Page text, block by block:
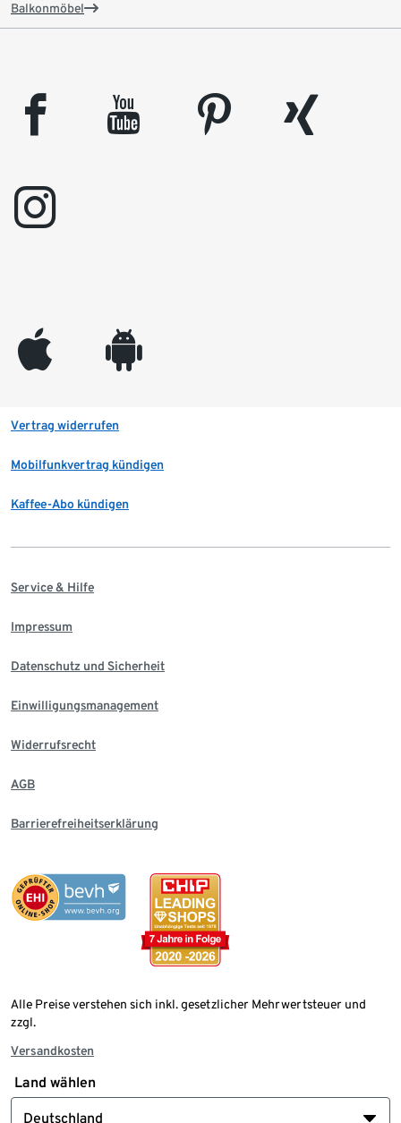
Balkonmöbel
facebook youtube pinterest
xing
instagram
appleinc android
Vertrag widerrufen
Mobilfunkvertrag kündigen
Kaffee-Abo kündigen
Service & Hilfe
Impressum
Datenschutz und Sicherheit
Einwilligungsmanagement
Widerrufsrecht
AGB
Barrierefreiheitserklärung
Alle Preise verstehen sich inkl. gesetzlicher Mehrwertsteuer und
zzgl.
Versandkosten
Land wählen
Deutschland